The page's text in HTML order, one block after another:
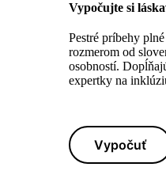
Vypočujte si
Pestré príbehy
rozmerom od
osobností.
expertky na
Vypočuť